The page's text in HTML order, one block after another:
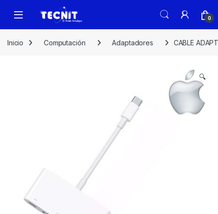
0
Inicio Computación Adaptadores CABLE
🔍